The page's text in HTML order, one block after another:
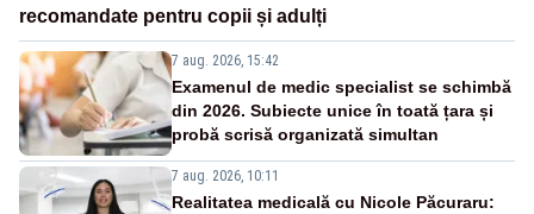
recomandate pentru copii și adulți
7 aug. 2026, 15:42
Examenul de medic specialist se schimbă
din 2026. Subiecte unice în toată țara și
probă scrisă organizată simultan
7 aug. 2026, 10:11
Realitatea medicală cu Nicole Păcuraru: